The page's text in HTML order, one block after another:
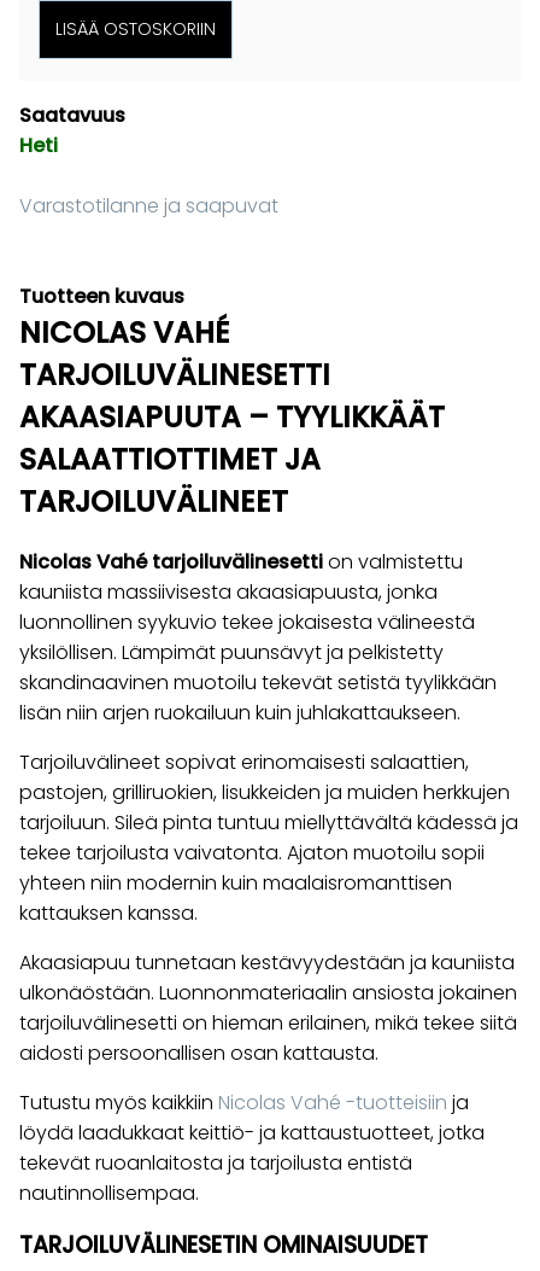
Saatavuus
Heti
Varastotilanne ja saapuvat
Tuotteen kuvaus
NICOLAS VAHÉ
TARJOILUVÄLINESETTI
AKAASIAPUUTA – TYYLIKKÄÄT
SALAATTIOTTIMET JA
TARJOILUVÄLINEET
Nicolas Vahé tarjoiluvälinesettion valmistettu
kauniista massiivisesta akaasiapuusta, jonka
luonnollinen syykuvio tekee jokaisesta välineestä
yksilöllisen. Lämpimät puunsävyt ja pelkistetty
skandinaavinen muotoilu tekevät setistä tyylikkään
lisän niin arjen ruokailuun kuin juhlakattaukseen.
Tarjoiluvälineet sopivat erinomaisesti salaattien,
pastojen, grilliruokien, lisukkeiden ja muiden herkkujen
tarjoiluun. Sileä pinta tuntuu miellyttävältä kädessä ja
tekee tarjoilusta vaivatonta. Ajaton muotoilu sopii
yhteen niin modernin kuin maalaisromanttisen
kattauksen kanssa.
Akaasiapuu tunnetaan kestävyydestään ja kauniista
ulkonäöstään. Luonnonmateriaalin ansiosta jokainen
tarjoiluvälinesetti on hieman erilainen, mikä tekee siitä
aidosti persoonallisen osan kattausta.
Tutustu myös kaikkiin Nicolas Vahé -tuotteisiin ja
löydä laadukkaat keittiö- ja kattaustuotteet, jotka
tekevät ruoanlaitosta ja tarjoilusta entistä
nautinnollisempaa.
TARJOILUVÄLINESETIN OMINAISUUDET